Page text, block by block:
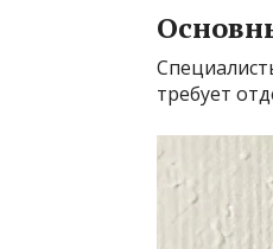
требует